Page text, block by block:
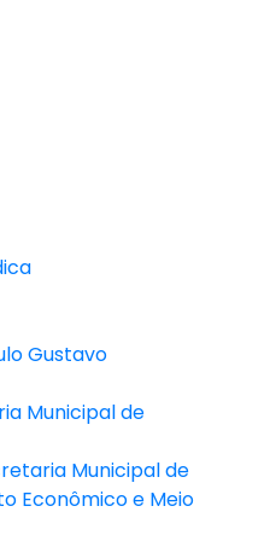
Gustavo
Municipal de
Municipal de
Econômico e Meio